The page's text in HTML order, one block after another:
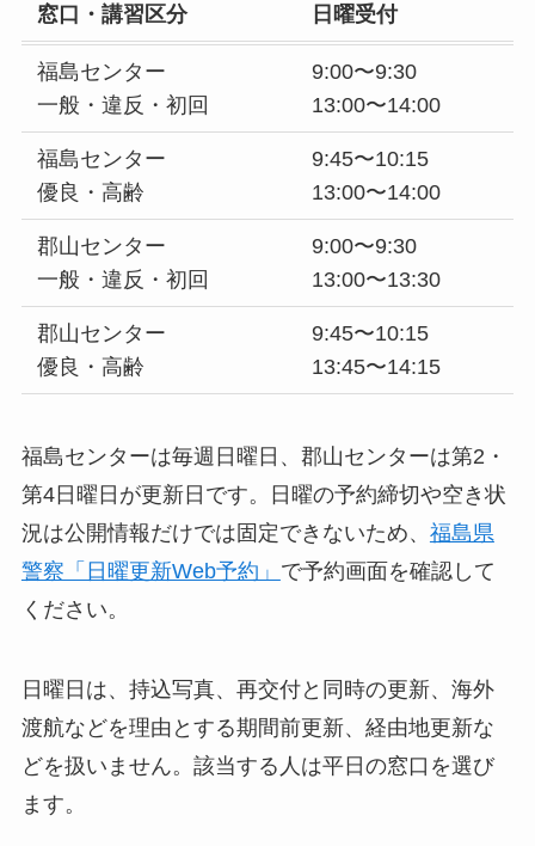
窓口・講習区分 日曜受付
福島センター
一般・違反・初回
9:00〜9:30
13:00〜14:00
福島センター
優良・高齢
9:45〜10:15
13:00〜14:00
郡山センター
一般・違反・初回
9:00〜9:30
13:00〜13:30
郡山センター
優良・高齢
9:45〜10:15
13:45〜14:15
福島センターは毎週日曜日、郡山センターは第2・
第4日曜日が更新日です。日曜の予約締切や空き状
況は公開情報だけでは固定できないため、 福島県
警察「日曜更新Web予約」 で予約画面を確認して
ください。
日曜日は、持込写真、再交付と同時の更新、海外
渡航などを理由とする期間前更新、経由地更新な
どを扱いません。該当する人は平日の窓口を選び
ます。